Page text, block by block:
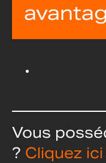
Vous
? Cliquez ici